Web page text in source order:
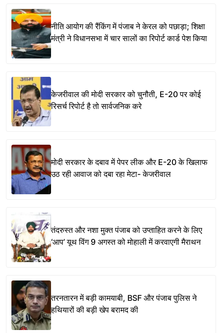
नीति आयोग की रैंकिंग में पंजाब ने केरल को पछाड़ा; शिक्षा
मंत्री ने विधानसभा में चार सालों का रिपोर्ट कार्ड पेश किया
केजरीवाल की मोदी सरकार को चुनौती, E-20 पर कोई
रिसर्च रिपोर्ट है तो सार्वजनिक करे
मोदी सरकार के दबाव में पेपर लीक और E-20 के खिलाफ
उठ रही आवाज को दबा रहा मेटा- केजरीवाल
तंदरुस्त और नशा मुक्त पंजाब को उप्ताहित करने के लिए
‘आप’ यूथ विंग 9 अगस्त को मोहाली में करवाएगी मैराथन
तरनतारन में बड़ी कामयाबी, BSF और पंजाब पुलिस ने
हथियारों की बड़ी खेप बरामद की